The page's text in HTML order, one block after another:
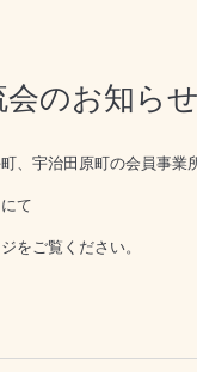
会のお知らせ
宇治田原町の会員事
て
をご覧ください。